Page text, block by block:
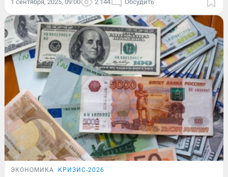
1 сентября, 2025, 09:00 2 144 Обсудить
ЭКОНОМИКА КРИЗИС-2026